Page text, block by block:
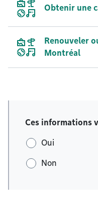
Obtenir une
Renouveler
Montréal
Ces informations
Oui
Non